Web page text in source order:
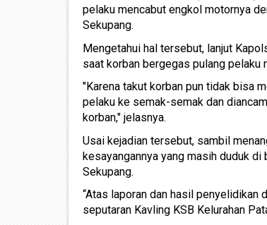
pelaku mencabut engkol motornya
Sekupang.
Mengetahui hal tersebut, lanjut
saat korban bergegas pulang pelaku
"Karena takut korban pun tidak bisa
pelaku ke semak-semak dan
korban," jelasnya.
Usai kejadian tersebut, sambil
kesayangannya yang masih duduk
Sekupang.
“Atas laporan dan hasil penyelidikan
seputaran Kavling KSB Kelurahan